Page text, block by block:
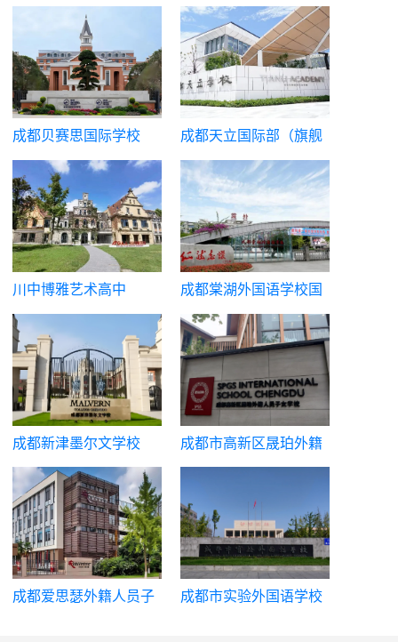
成都贝赛思国际学校
成都天立国际部（旗舰
校国际高中）
川中博雅艺术高中
成都棠湖外国语学校国
际部
成都新津墨尔文学校
成都市高新区晟珀外籍
人员子女学校
成都爱思瑟外籍人员子
成都市实验外国语学校